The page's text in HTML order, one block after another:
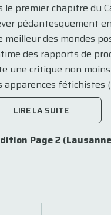
le premier chapitre du
pédantesquement
meilleur des mondes
des rapports de
une critique non
apparences fétichistes
LIRE LA SUITE
Page 2